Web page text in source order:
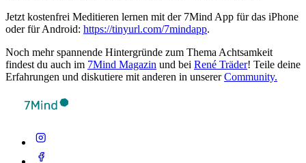
Jetzt kostenfrei Meditieren lernen mit der 7Mind App für das iPhone
oder für Android: https://tinyurl.com/7mindapp.
Noch mehr spannende Hintergründe zum Thema Achtsamkeit
findest du auch im 7Mind Magazin und bei René Träder! Teile deine
Erfahrungen und diskutiere mit anderen in unsererCommunity.